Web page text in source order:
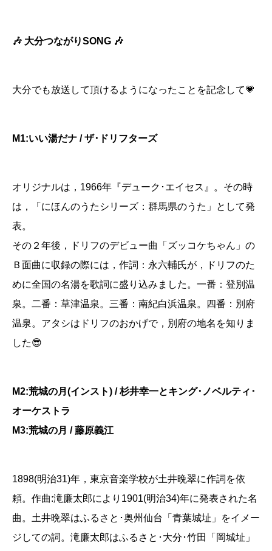
🎶 大分つながりSONG 🎶
大分でも放送して頂けるようになったことを記念して💗
M1:いい湯だナ / ザ･ドリフターズ
オリジナルは，1966年『デューク･エイセス』。その時
は，「にほんのうたシリーズ：群馬県のうた」として発
表。
その２年後，ドリフのデビュー曲「ズッコケちゃん」の
Ｂ面曲に収録の際には，作詞：永六輔氏が，ドリフのた
めに全国の名湯を歌詞に盛り込みました。一番：登別温
泉。二番：草津温泉。三番：南紀白浜温泉。四番：別府
温泉。アタシはドリフのおかげで，別府の地名を知りま
した😎
M2:荒城の月(インスト) / 杉井幸一とキング･ノベルティ･
オーケストラ
M3:荒城の月 / 藤原義江
1898(明治31)年，東京音楽学校が土井晩翠に作詞を依
頼。作曲:滝廉太郎により1901(明治34)年に発表された名
曲。土井晩翠はふるさと･奥州仙台「青葉城址」をイメー
ジしての詞。滝廉太郎はふるさと･大分･竹田「岡城址」